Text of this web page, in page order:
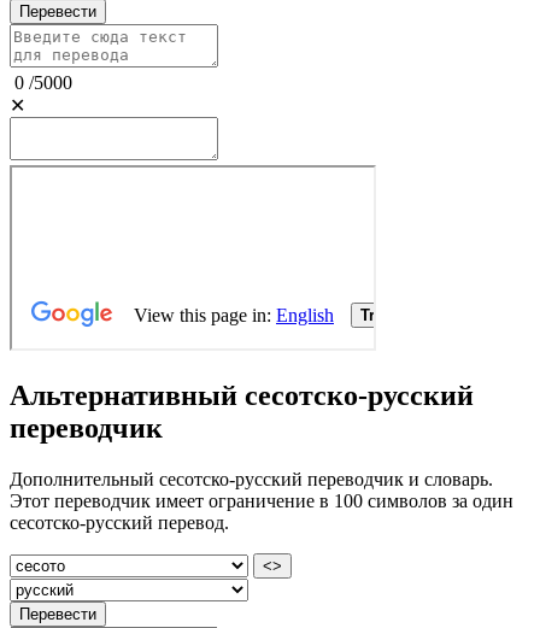
Перевести
0 /5000
✕
Альтернативный сесотско-русский
переводчик
Дополнительный сесотско-русский переводчик и словарь.
Этот переводчик имеет ограничение в 100 символов за один
сесотско-русский перевод.
<>
Перевести